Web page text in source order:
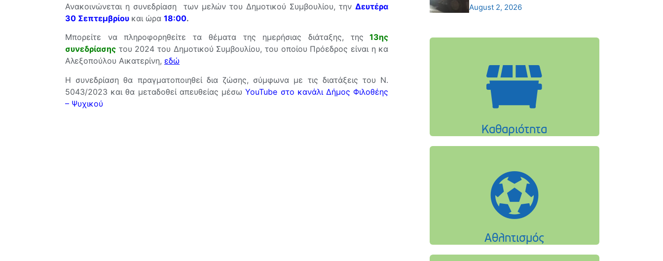
Ανακοινώνεται η συνεδρίαση των μελών του Δημοτικού Συμβουλίου, τηνΔευτέρα
30 Σεπτεμβρίου και ώρα 18:00.
Μπορείτε να πληροφορηθείτε τα θέματα της ημερήσιας διάταξης, της 13ης
συνεδρίασης του 2024 του Δημοτικού Συμβουλίου, του οποίου Πρόεδρος είναι η κα
Αλεξοπούλου Αικατερίνη, εδώ
Η συνεδρίαση θα πραγματοποιηθεί δια ζώσης, σύμφωνα με τις διατάξεις του Ν.
5043/2023 και θα μεταδοθεί απευθείας μέσωYouTube στο κανάλι Δήμος Φιλοθέης
– Ψυχικού
August 2, 2026